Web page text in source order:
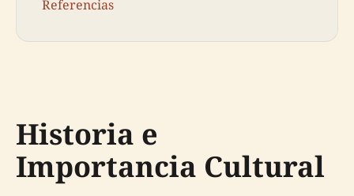
Referencias
Historia e
Importancia Cultural